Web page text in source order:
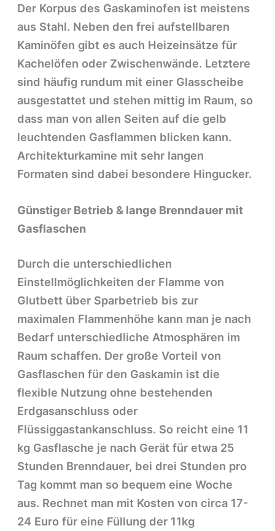
Der Korpus des Gaskaminofen ist meistens
aus Stahl. Neben den frei aufstellbaren
Kaminöfen gibt es auch Heizeinsätze für
Kachelöfen oder Zwischenwände. Letztere
sind häufig rundum mit einer Glasscheibe
ausgestattet und stehen mittig im Raum, so
dass man von allen Seiten auf die gelb
leuchtenden Gasflammen blicken kann.
Architekturkamine mit sehr langen
Formaten sind dabei besondere Hingucker.
Günstiger Betrieb & lange Brenndauer mit
Gasflaschen
Durch die unterschiedlichen
Einstellmöglichkeiten der Flamme von
Glutbett über Sparbetrieb bis zur
maximalen Flammenhöhe kann man je nach
Bedarf unterschiedliche Atmosphären im
Raum schaffen. Der große Vorteil von
Gasflaschen für den Gaskamin ist die
flexible Nutzung ohne bestehenden
Erdgasanschluss oder
Flüssiggastankanschluss. So reicht eine 11
kg Gasflasche je nach Gerät für etwa 25
Stunden Brenndauer, bei drei Stunden pro
Tag kommt man so bequem eine Woche
aus. Rechnet man mit Kosten von circa 17-
24 Euro für eine Füllung der 11kg